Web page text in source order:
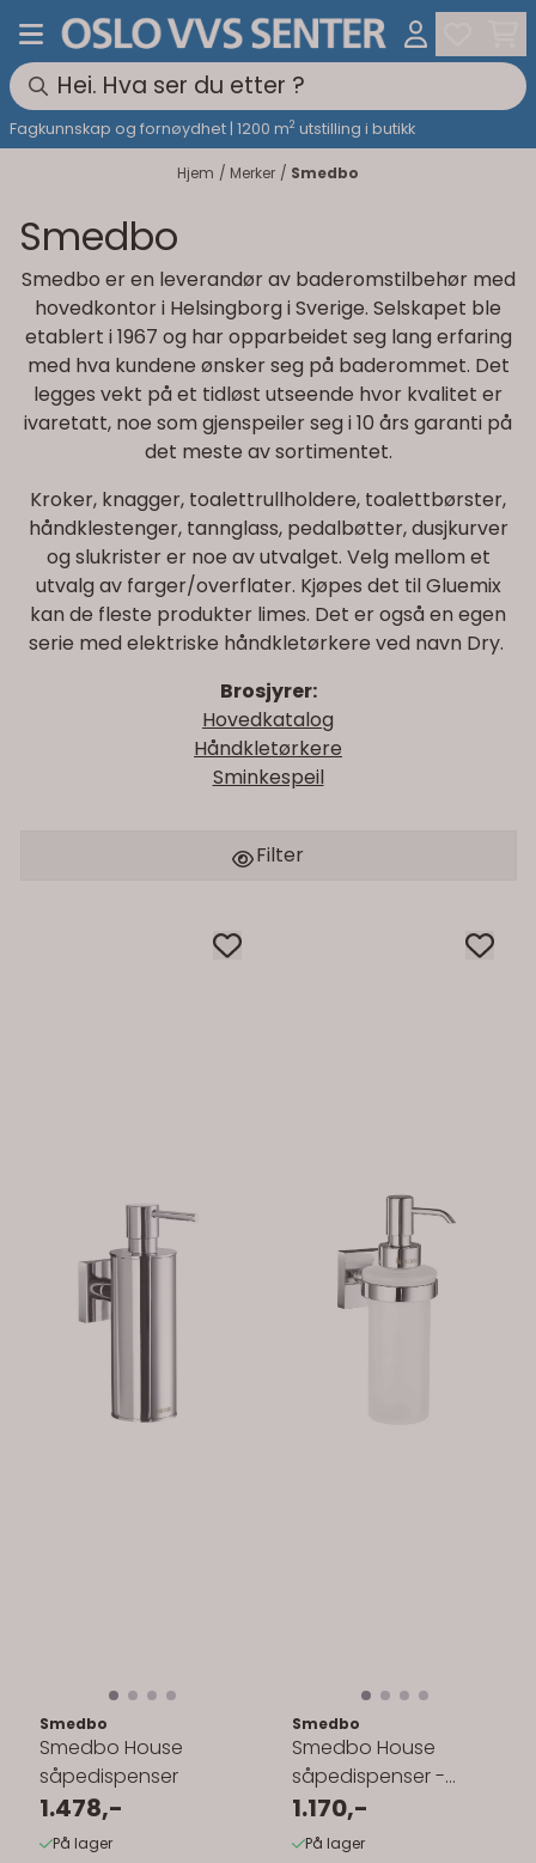
Hopp til innhold
Fagkunnskap og fornøydhet | 1200 m2 utstilling i butikk
Hjem / Merker / Smedbo
Smedbo
Smedbo er en leverandør av baderomstilbehør med
hovedkontor i Helsingborg i Sverige. Selskapet ble
etablert i 1967 og har opparbeidet seg lang erfaring
med hva kundene ønsker seg på baderommet. Det
legges vekt på et tidløst utseende hvor kvalitet er
ivaretatt, noe som gjenspeiler seg i 10 års garanti på
det meste av sortimentet.
Kroker, knagger, toalettrullholdere, toalettbørster,
håndklestenger, tannglass, pedalbøtter, dusjkurver
og slukrister er noe av utvalget. Velg mellom et
utvalg av farger/overflater. Kjøpes det til Gluemix
kan de fleste produkter limes. Det er også en egen
serie med elektriske håndkletørkere ved navn Dry.
Brosjyrer:
Hovedkatalog
Håndkletørkere
Sminkespeil
Filter
Smedbo
Smedbo House
såpedispenser
1.478,-
På lager
Smedbo
Smedbo House
såpedispenser -
frostet glass
1.170,-
På lager